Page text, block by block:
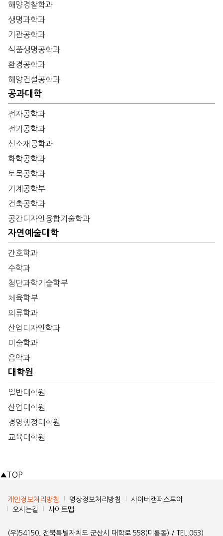
해양경찰학과
생명과학과
기관공학과
식품생명공학과
환경공학과
해양건설공학과
공과대학
전자공학과
전기공학과
신소재공학과
화학공학과
토목공학과
기계공학부
건축공학과
공간디자인융합기술학과
자연예술대학
간호학과
수학과
첨단과학기술학부
체육학부
의류학과
산업디자인학과
미술학과
음악과
대학원
일반대학원
산업대학원
경영행정대학원
교육대학원
▲ TOP
개인정보처리방침 영상정보처리방침
사이버캠퍼스투어
오시는길
사이트맵
(우)54150, 전북특별자치도 군산시 대학로 558(미룡동) / TEL.063)